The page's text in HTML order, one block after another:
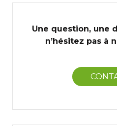
Une question, une
n’hésitez pas à